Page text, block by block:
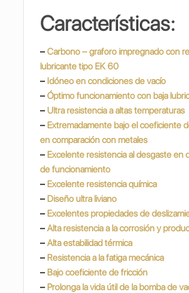
Características:
– Carbono – graforo impregnado con
lubricante tipo EK 60
– Idóneo en condiciones de vacío
– Óptimo funcionamiento con baja
– Ultra resistencia a altas temperaturas
– Extremadamente bajo el coeficiente
en comparación con metales
– Excelente resistencia al desgaste en
de funcionamiento
– Excelente resistencia química
– Diseño ultra liviano
– Excelentes propiedades de
– Alta resistencia a la corrosión y
– Alta estabilidad térmica
– Resistencia a la fatiga mecánica
– Bajo coeficiente de fricción
– Prolonga la vida útil de la bomba de